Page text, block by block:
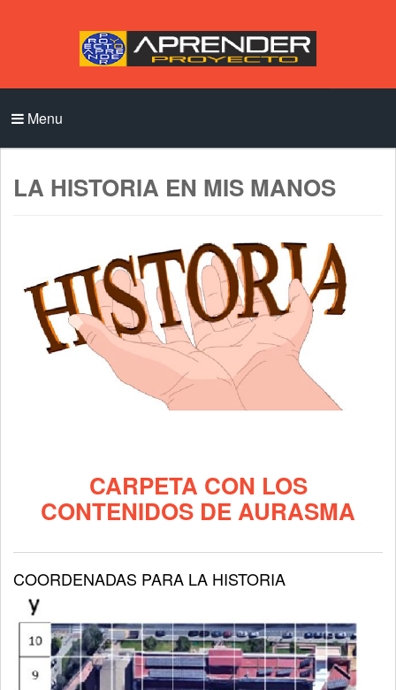
Menu
LA HISTORIA EN MIS MANOS
CARPETA CON LOS
CONTENIDOS DE AURASMA
COORDENADAS PARA LA HISTORIA